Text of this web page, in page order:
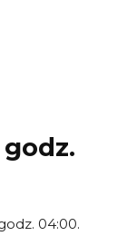
godz.
04:00.